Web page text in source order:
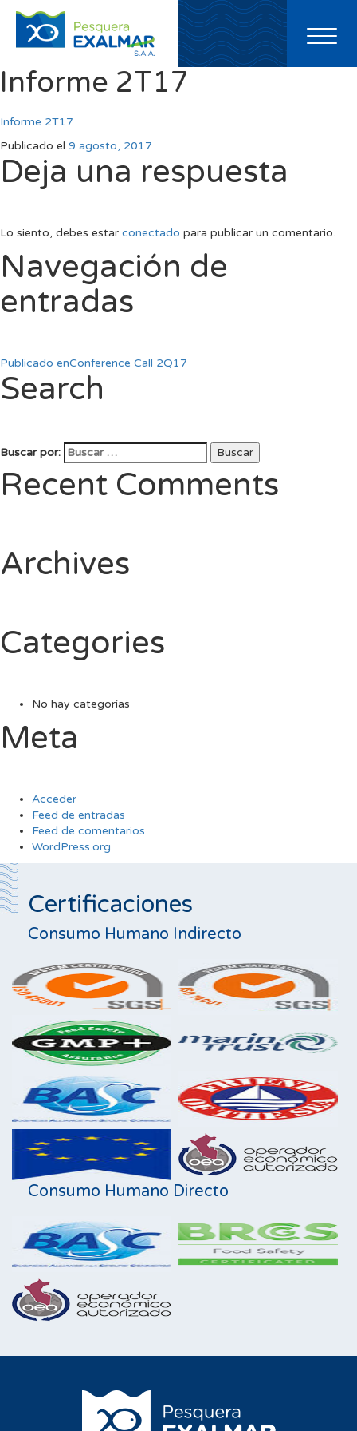
Toggle
Informe 2T17
Informe 2T17
Publicado el 9 agosto, 2017
Deja una respuesta
Lo siento, debes estar conectado para publicar un comentario.
Navegación de
entradas
Publicado enConference Call 2Q17
Search
Buscar por: Buscar
Recent Comments
Archives
Categories
No hay categorías
Meta
Acceder
Feed de entradas
Feed de comentarios
WordPress.org
Certificaciones
Consumo Humano Indirecto
Consumo Humano Directo